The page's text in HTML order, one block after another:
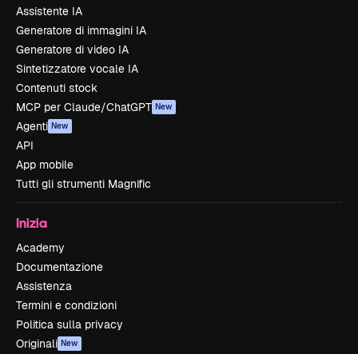
Assistente IA
Generatore di immagini IA
Generatore di video IA
Sintetizzatore vocale IA
Contenuti stock
MCP per Claude/ChatGPT New
Agenti New
API
App mobile
Tutti gli strumenti Magnific
Inizia
Academy
Documentazione
Assistenza
Termini e condizioni
Politica sulla privacy
Originali New